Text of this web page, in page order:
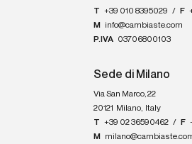
T +39 010 8395029 / F
M
info@cambiaste.com
P.IVA 03706800103
Sede di Milano
Via San Marco, 22
20121 Milano, Italy
T +39 02 36590462 / F
M